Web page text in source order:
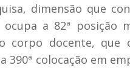
dimensão que
a 82ª posição
corpo docente, que
colocação em